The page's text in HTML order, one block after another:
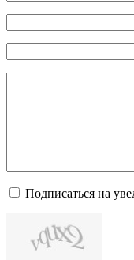
Подписаться на